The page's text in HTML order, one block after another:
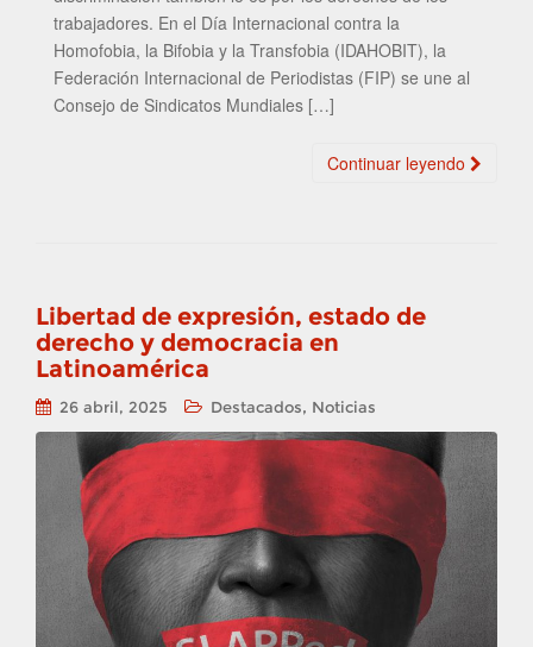
trabajadores. En el Día Internacional contra la
Homofobia, la Bifobia y la Transfobia (IDAHOBIT), la
Federación Internacional de Periodistas (FIP) se une al
Consejo de Sindicatos Mundiales […]
Continuar leyendo
Libertad de expresión, estado de
derecho y democracia en
Latinoamérica
26 abril, 2025 Destacados, Noticias